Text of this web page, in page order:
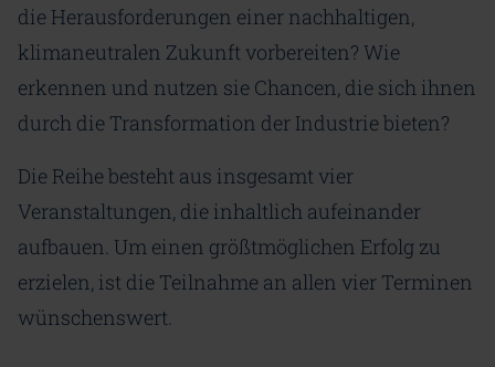
die Herausforderungen einer nachhaltigen,
klimaneutralen Zukunft vorbereiten? Wie
erkennen und nutzen sie Chancen, die sich ihnen
durch die Transformation der Industrie bieten?
Die Reihe besteht aus insgesamt vier
Veranstaltungen, die inhaltlich aufeinander
aufbauen. Um einen größtmöglichen Erfolg zu
erzielen, ist die Teilnahme an allen vier Terminen
wünschenswert.